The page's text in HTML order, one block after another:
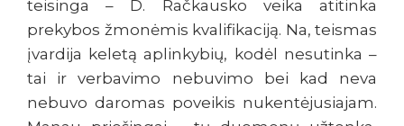
teisinga – D. Račkausko veika atitinka
prekybos žmonėmis kvalifikaciją. Na, teismas
įvardija keletą aplinkybių, kodėl nesutinka –
tai ir verbavimo nebuvimo bei kad neva
nebuvo daromas poveikis nukentėjusiajam.